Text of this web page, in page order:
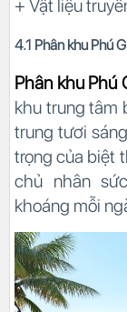
+ Vật liệu
4.1 Phân khu Phú
Phân khu Phú
khu trung tâm
trung tươi
trọng của biệt
chủ nhân
khoáng mỗi